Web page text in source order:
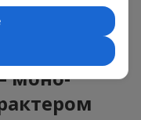
живых
с изысканным
моно-